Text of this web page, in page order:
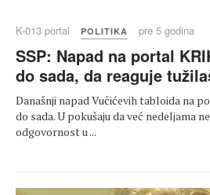
K-013 portal POLITIKA pre 5 godina
SSP: Napad na portal
do sada, da reaguje
Današnji napad Vučićevih tabloida na
do sada. U pokušaju da već nedeljama
odgovornost u ...